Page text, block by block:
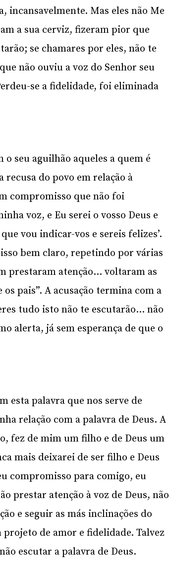
incansavelmente. Mas eles não Me
a sua cerviz, fizeram pior que
se chamares por eles, não te
não ouviu a voz do Senhor seu
se a fidelidade, foi eliminada
seu aguilhão aqueles a quem é
do povo em relação à
compromisso que não foi
voz, e Eu serei o vosso Deus e
vou indicar-vos e sereis felizes’.
bem claro, repetindo por várias
prestaram atenção… voltaram as
pais”. A acusação termina com a
tudo isto não te escutarão… não
alerta, já sem esperança de que o
esta palavra que nos serve de
relação com a palavra de Deus. A
fez de mim um filho e de Deus um
mais deixarei de ser filho e Deus
compromisso para comigo, eu
prestar atenção à voz de Deus, não
e seguir as más inclinações do
de amor e fidelidade. Talvez
escutar a palavra de Deus.